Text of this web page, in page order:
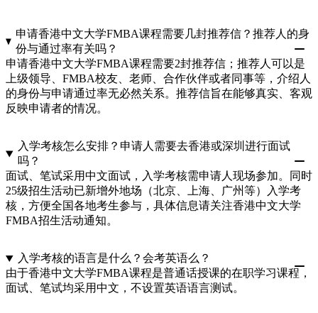
申请香港中文大学FMBA课程需要几封推荐信？推荐人的身
份与通过率有关吗？
申请香港中文大学FMBA课程需要2封推荐信；推荐人可以是
上级领导、FMBA校友、老师、合作伙伴或者同事等，介绍人
的身份与申请通过率无必然关系。推荐信旨在能够真实、客观
反映申请者的情况。
入学考核怎么安排？申请人需要去香港或深圳进行面试
吗？
面试、笔试采用中文面试，入学考核需申请人现场参加。同时
25级招生活动已新增外地场（北京、上海、广州等）入学考
核，方便全国各地考生参与，具体信息请关注香港中文大学
FMBA招生活动通知。
入学考核的语言是什么？会考英语么？
由于香港中文大学FMBA课程是普通话授课的在职学习课程，
面试、笔试均采用中文，不设置英语语言测试。